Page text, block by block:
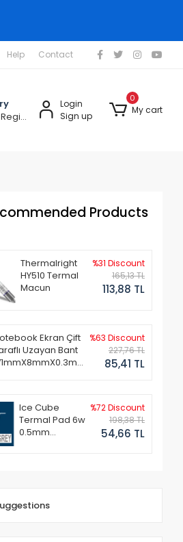
Help Contact
Select Region
Login
Sign up
0
My cart
Products
Thermalright
HY510 Termal
Macun
%31 Discount
165,13 TL
113,88 TL
Ekran Çift
Uzayan Bant
%63 Discount
227,76 TL
85,41 TL
Ice Cube
Termal Pad 6w
0.5mm
%72 Discount
198,38 TL
54,66 TL